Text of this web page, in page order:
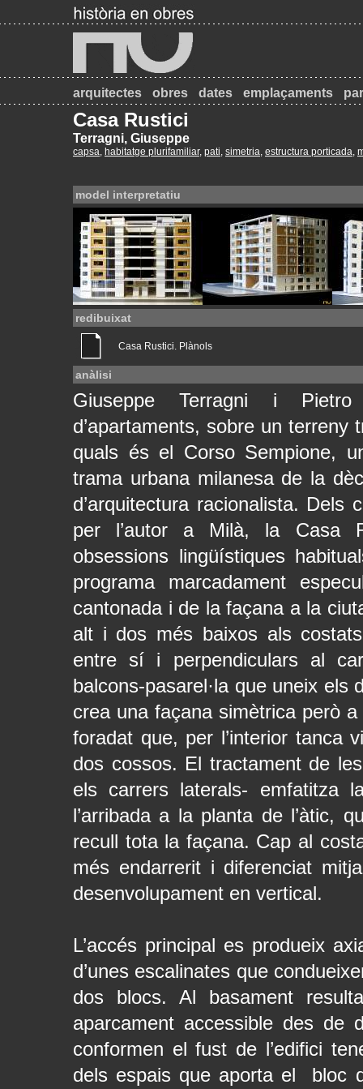
arquitectes obres dates emplaçaments
Casa Rustici
Terragni, Giuseppe
capsa, habitatge plurifamiliar, pati, simetria, estructura porticada,
model interpretatiu
redibuixat
Casa Rustici. Plànols
anàlisi
Giuseppe Terragni i
d’apartaments, sobre un
quals és el Corso Sempione,
trama urbana milanesa de la
d’arquitectura racionalista. Dels
per l’autor a Milà, la Casa
obsessions lingüístiques
programa marcadament
cantonada i de la façana a la
alt i dos més baixos als
entre sí i perpendiculars al
balcons-pasarel·la que uneix
crea una façana simètrica però
foradat que, per l’interior tanca
dos cossos. El tractament de
els carrers laterals- emfatitza
l’arribada a la planta de l’àtic,
recull tota la façana. Cap al
més endarrerit i diferenciat
desenvolupament en vertical.
L’accés principal es produeix
d’unes escalinates que
dos blocs. Al basament
aparcament accessible des de
conformen el fust de l’edifici
dels espais que aporta el bloc